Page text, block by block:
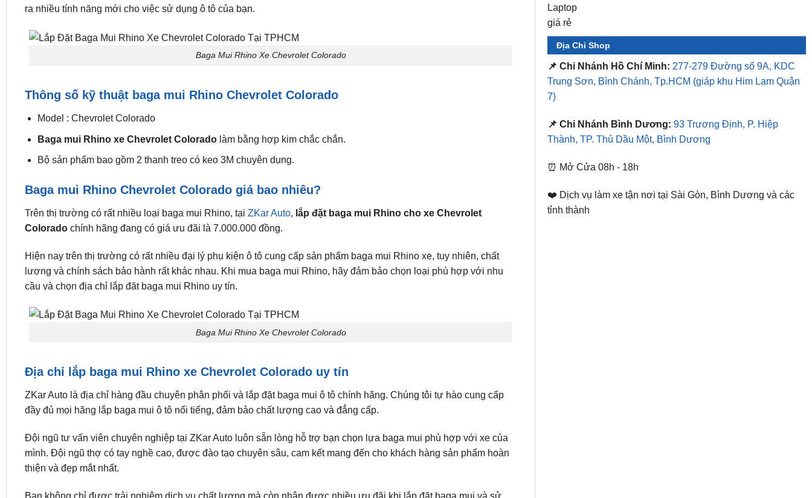
ra nhiều tính năng mới cho việc sử dụng ô tô của bạn.
Baga Mui Rhino Xe Chevrolet Colorado
Thông số kỹ thuật baga mui Rhino Chevrolet Colorado
Model : Chevrolet Colorado
Baga mui Rhino xe Chevrolet Colorado làm bằng hợp kim chắc chắn.
Bộ sản phẩm bao gồm 2 thanh treo có keo 3M chuyên dụng.
Baga mui Rhino Chevrolet Colorado giá bao nhiêu?
Trên thị trường có rất nhiều loại baga mui Rhino, tại ZKar Auto, lắp đặt baga mui Rhino cho xe Chevrolet
Coloradochính hãng đang có giá ưu đãi là 7.000.000 đồng.
Hiện nay trên thị trường có rất nhiều đại lý phụ kiện ô tô cung cấp sản phẩm baga mui Rhino xe, tuy nhiên, chất
lượng và chính sách bảo hành rất khác nhau. Khi mua baga mui Rhino, hãy đảm bảo chọn loại phù hợp với nhu
cầu và chọn địa chỉ lắp đăt baga mui Rhino uy tín.
Baga Mui Rhino Xe Chevrolet Colorado
Địa chỉ lắp baga mui Rhino xe Chevrolet Colorado uy tín
ZKar Auto là địa chỉ hàng đầu chuyên phân phối và lắp đặt baga mui ô tô chính hãng. Chúng tôi tự hào cung cấp
đầy đủ mọi hãng lắp baga mui ô tô nổi tiếng, đảm bảo chất lượng cao và đẳng cấp.
Đội ngũ tư vấn viên chuyên nghiệp tại ZKar Auto luôn sẵn lòng hỗ trợ bạn chọn lựa baga mui phù hợp với xe của
mình. Đội ngũ thợ có tay nghề cao, được đào tạo chuyên sâu, cam kết mang đến cho khách hàng sản phẩm hoàn
thiện và đẹp mắt nhất.
Bạn không chỉ được trải nghiệm dịch vụ chất lượng mà còn nhận được nhiều ưu đãi khi lắp đặt baga mui và sử
Địa Chỉ Shop
📌 Chi Nhánh Hồ Chí Minh: 277-279 Đường số 9A, KDC
Trung Sơn, Bình Chánh, Tp.HCM (giáp khu Him Lam Quận
7)
📌 Chi Nhánh Bình Dương: 93 Trương Định, P. Hiệp
Thành, TP. Thủ Dầu Một, Bình Dương
⏰ Mở Cửa 08h - 18h
❤️ Dịch vụ làm xe tận nơi tại Sài Gòn, Bình Dương và các
tỉnh thành